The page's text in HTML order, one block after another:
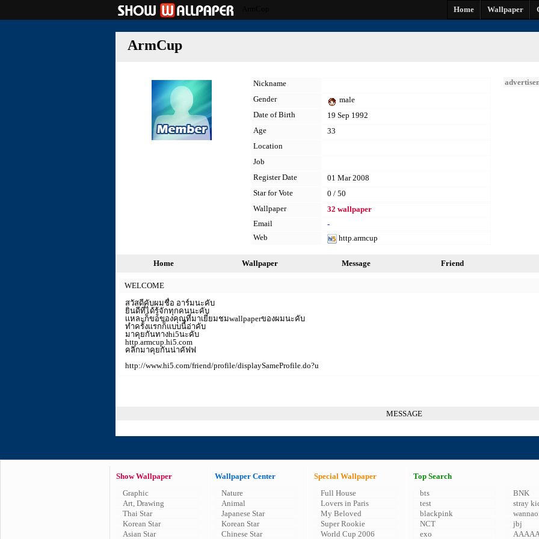
Home Wallpaper
ArmCup
Nickname
Gender
male
Date of Birth
19 Sep 1992
Age
33
Location
Job
Register Date
01 Mar 2008
Star for Vote
0 / 50
Wallpaper
32 wallpaper
Email
-
Web
http.armcup
Home Wallpaper Message Friend
WELCOME
สวัสดีคับผมชื่อ อาร์มนะคับ
ยินดีที่ได้รู้จักทุกคนนะคับ
เเหละก็ขอของคุณที่มาเยี่ยมชมwallpaperของผมนะคับ
ทำครั้งเเรกก็แบบนี้อ่าคับ
มาคุยกันทางhi5นะคับ
http.armcup.hi5.com
คลิกมาคุยกันน่าคัฟฟ
http://www.hi5.com/friend/profile/displaySameProfile.do?u
MESSAGE
Show Wallpaper
Graphic
Art, Drawing
Thai Star
Korean Star
Asian Star
Wallpaper Center
Nature
Animal
Japanese Star
Korean Star
Chinese Star
Special Wallpaper
Full House
Lovers in Paris
My Beloved
Super Rookie
World Cup 2006
Top Search
bts
test
blackpink
NCT
exo
BNK
stray
jbj